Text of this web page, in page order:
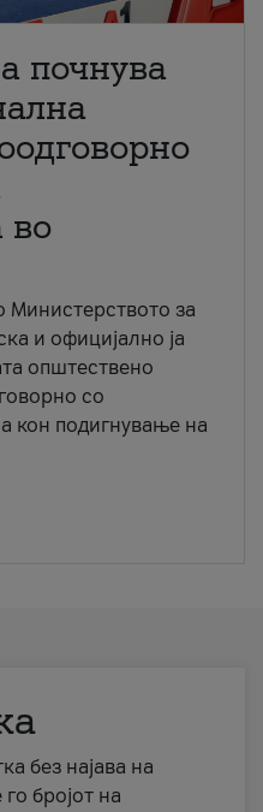
почнува
во
Министерството за
и официјално ја
општествено
со
кон подигнување на
без најава на
бројот на